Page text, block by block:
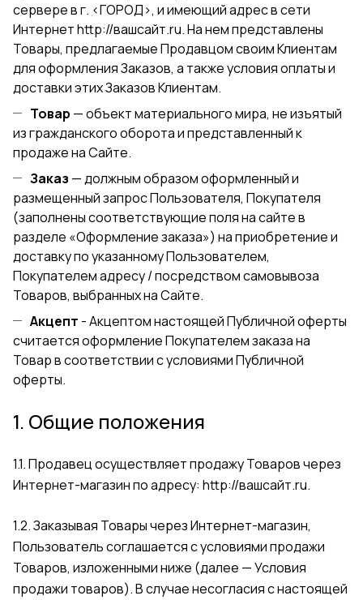
сервере в г. <ГОРОД>, и имеющий адрес в сети
Интернетhttp://вашсайт.ru. На нем представлены
Товары, предлагаемые Продавцом своим Клиентам
для оформления Заказов, а также условия оплаты и
доставки этих Заказов Клиентам.
Товар — объект материального мира, не изъятый
из гражданского оборота и представленный к
продаже на Сайте.
Заказ — должным образом оформленный и
размещенный запрос Пользователя, Покупателя
(заполнены соответствующие поля на сайте в
разделе «Оформление заказа») на приобретение и
доставку по указанному Пользователем,
Покупателем адресу / посредством самовывоза
Товаров, выбранных на Сайте.
Акцепт - Акцептом настоящей Публичной оферты
считается оформление Покупателем заказа на
Товар в соответствии с условиями Публичной
оферты.
1. Общие положения
1.1. Продавец осуществляет продажу Товаров через
Интернет-магазин по адресу: http://вашсайт.ru.
1.2. Заказывая Товары через Интернет-магазин,
Пользователь соглашается с условиями продажи
Товаров, изложенными ниже (далее — Условия
продажи товаров). В случае несогласия с настоящей